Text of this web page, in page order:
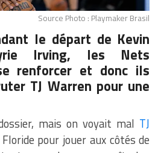
Source Photo : Playmaker Brasil
le départ de Kevin
Irving, les Nets
renforcer et donc ils
TJ Warren pour une
mais on voyait mal TJ
pour jouer aux côtés de